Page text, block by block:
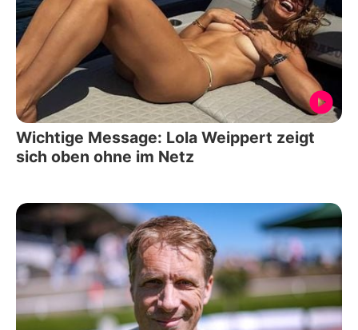
Wichtige Message: Lola Weippert zeigt
sich oben ohne im Netz